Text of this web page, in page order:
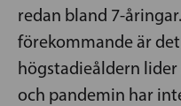
redan bland 7-
förekommande är
högstadieåldern
och pandemin har